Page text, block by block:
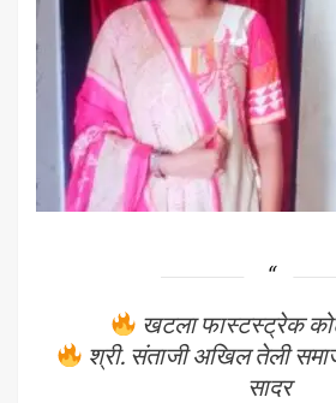
खटला फास्टस्ट्रेक
श्री. संताजी अखिल तेली
सादर